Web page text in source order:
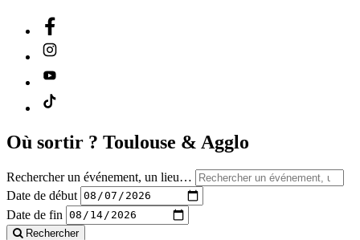
Où sortir ? Toulouse & Agglo
Rechercher un événement, un lieu…
Date de début
Date de fin
Rechercher